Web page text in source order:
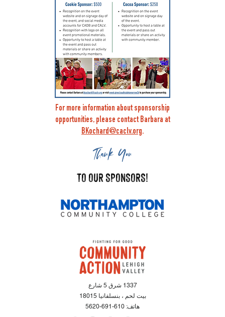
For more information about sponsorship
opportunities, please contact Barbara at
BKochard@caclv.org.
Thank You
TO OUR SPONSORS!
1337 شرق 5 شارع
بيت لحم ، بنسلفانيا 18015
هاتف: 610-691-5620